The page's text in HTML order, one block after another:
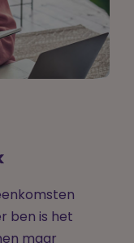
ben is het
maar